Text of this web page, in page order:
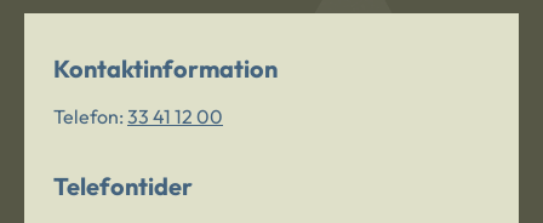
Kontaktinformation
Telefon: 33 41 12 00
Telefontider